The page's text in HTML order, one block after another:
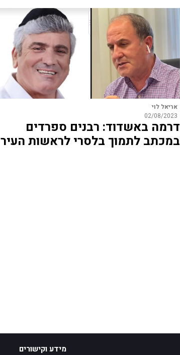
אריאל לוי
02/08/2023
דרמה באשדוד: רבנים ספרדים
במכתב לתמוך בלסרי לראשות העיר
מידע וקישורים